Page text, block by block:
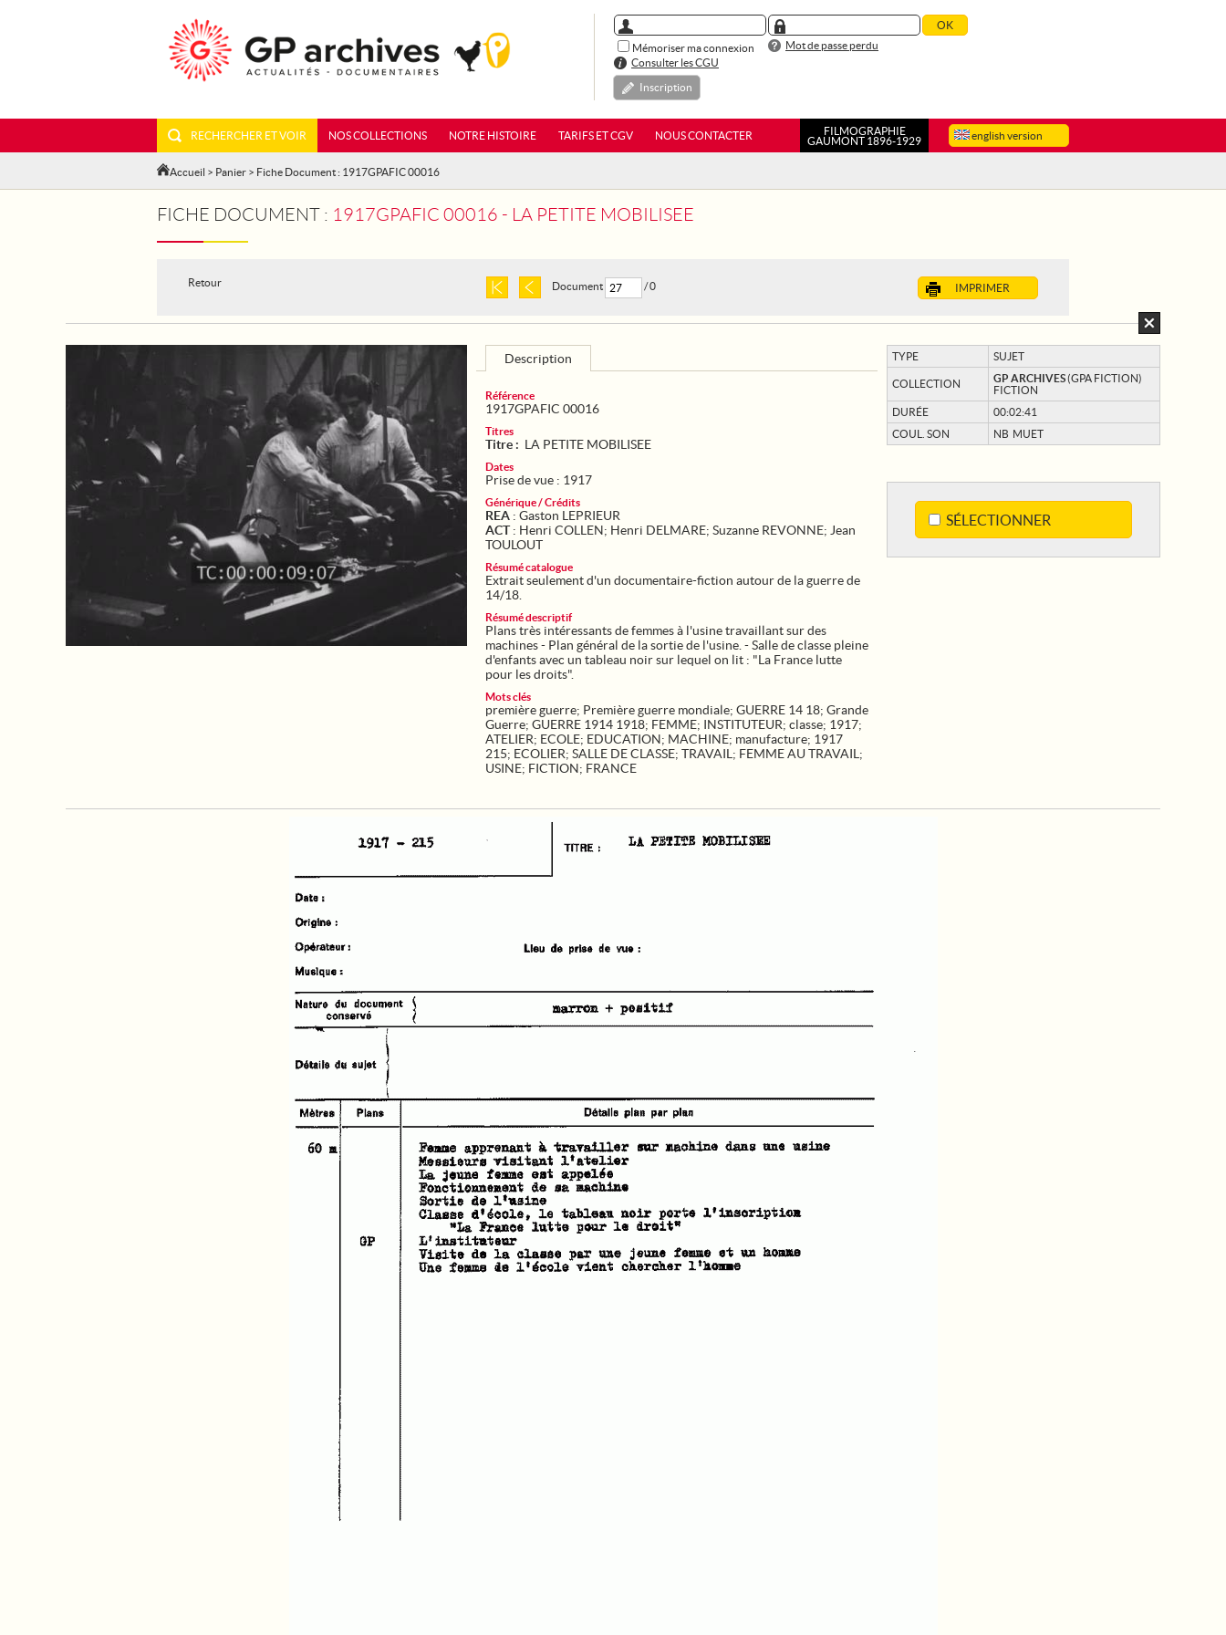
Mémoriser ma connexion
Mot de passe perdu
Consulter les CGU
Inscription
english version
RECHERCHER ET VOIR NOS COLLECTIONS NOTRE HISTOIRE TARIFS ET CGV NOUS CONTACTER
FILMOGRAPHIE
GAUMONT 1896-1929
Accueil > Panier > Fiche Document : 1917GPAFIC 00016
FICHE DOCUMENT : 1917GPAFIC 00016 - LA PETITE MOBILISEE
Retour IMPRIMER
Document / 0
TYPE SUJET
COLLECTION GP ARCHIVES(GPA FICTION)
FICTION
DURÉE
00:02:41
COUL. SON
NB MUET
SÉLECTIONNER
Description
Référence
1917GPAFIC 00016
Titres
Titre : LA PETITE MOBILISEE
Dates
Prise de vue : 1917
Générique / Crédits
REA : Gaston LEPRIEUR
ACT: Henri COLLEN; Henri DELMARE; Suzanne REVONNE; Jean
TOULOUT
Résumé catalogue
Extrait seulement d'un documentaire-fiction autour de la guerre de
14/18.
Résumé descriptif
Plans très intéressants de femmes à l'usine travaillant sur des
machines - Plan général de la sortie de l'usine. - Salle de classe pleine
d'enfants avec un tableau noir sur lequel on lit : "La France lutte
Mots clés
première guerre; Première guerre mondiale; GUERRE 14 18; Grande
Guerre; GUERRE 1914 1918; FEMME; INSTITUTEUR; classe; 1917;
ATELIER; ECOLE; EDUCATION; MACHINE; manufacture; 1917
215; ECOLIER; SALLE DE CLASSE; TRAVAIL ; FEMME AU TRAVAIL ;
USINE; FICTION; FRANCE